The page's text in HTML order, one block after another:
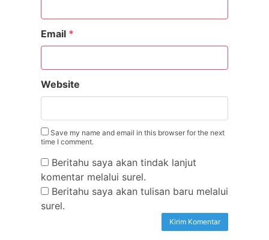
Email *
Website
Save my name and email in this browser for the next
time I comment.
Beritahu saya akan tindak lanjut
komentar melalui surel.
Beritahu saya akan tulisan baru melalui
surel.